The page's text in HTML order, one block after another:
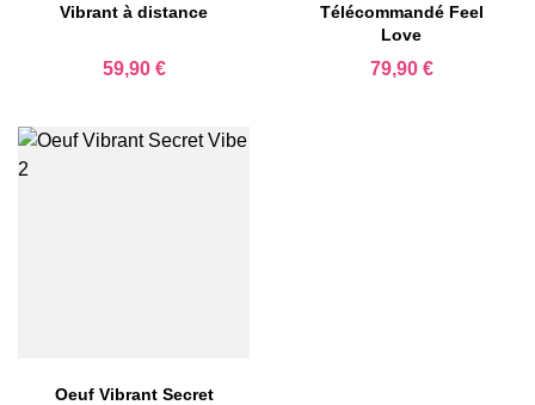
Vibrant à distance
Prix
59,90 €
Télécommandé Feel
Love
Prix
79,90 €
Oeuf Vibrant Secret